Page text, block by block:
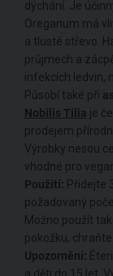
dýchání. Je
Oreganum má
a tlusté střevo.
průjmech a
infekcích ledvin,
Působí také při
Nobilis Tilia je
prodejem
Výrobky nesou
vhodné pro
Použití: Přidejte
požadovaný
Možno použít
pokožku,
Upozornění:
a děti do 15 let.